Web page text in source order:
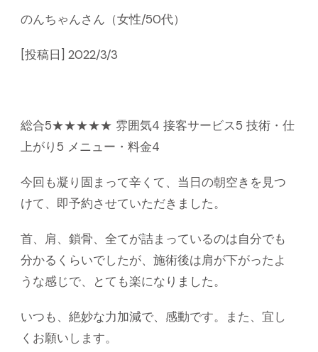
のんちゃんさん（女性/50代）
[投稿日] 2022/3/3
総合5★★★★★ 雰囲気4 接客サービス5 技術・仕
上がり5 メニュー・料金4
今回も凝り固まって辛くて、当日の朝空きを見つ
けて、即予約させていただきました。
首、肩、鎖骨、全てが詰まっているのは自分でも
分かるくらいでしたが、施術後は肩が下がったよ
うな感じで、とても楽になりました。
いつも、絶妙な力加減で、感動です。また、宜し
くお願いします。